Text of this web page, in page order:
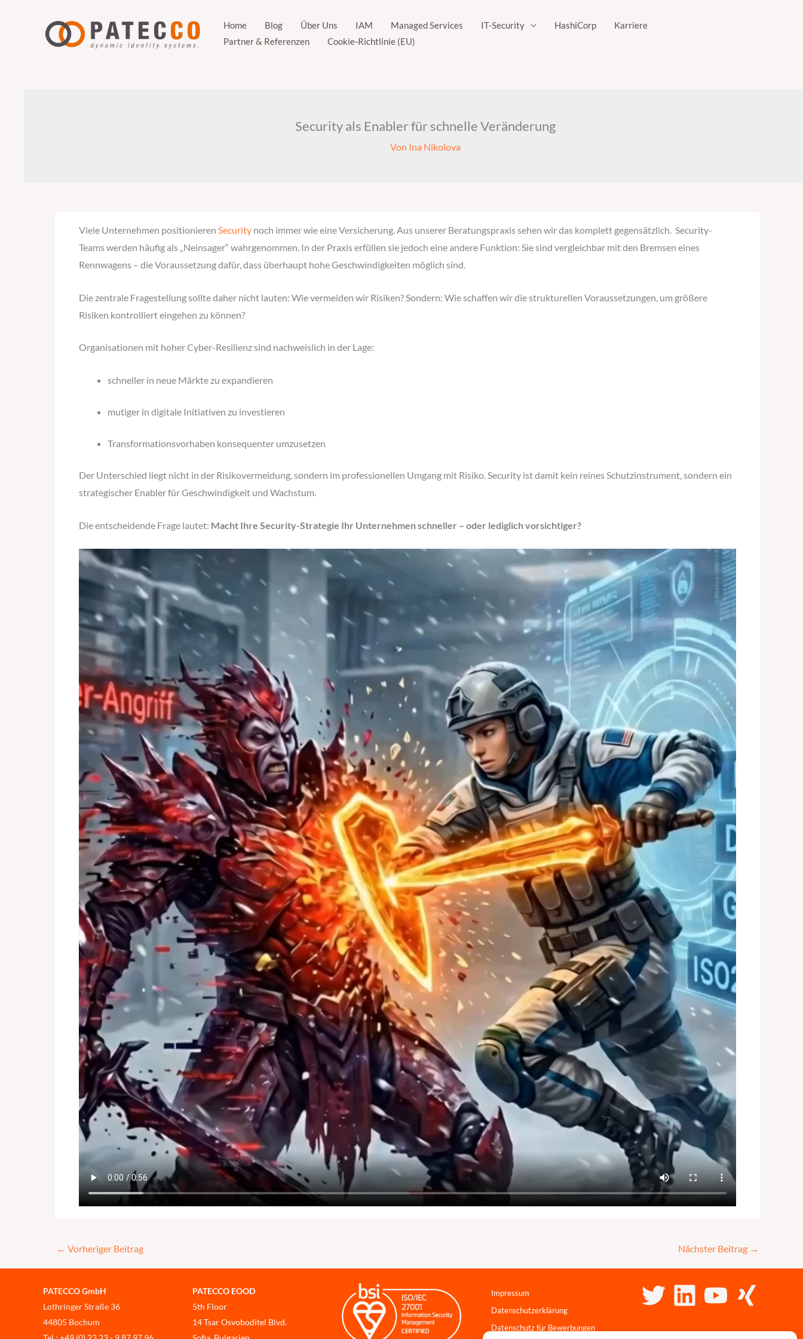
Home Blog Über Uns IAM Managed Services IT-Security HashiCorp
Karriere
Partner & Referenzen
Cookie-Richtlinie (EU)
Security als Enabler für schnelle Veränderung
Von Ina Nikolova
Viele Unternehmen positionieren Security noch immer wie eine Versicherung. Aus unserer Beratungspraxis sehen wir das komplett gegensätzlich. Security-
Teams werden häufig als „Neinsager“ wahrgenommen. In der Praxis erfüllen sie jedoch eine andere Funktion: Sie sind vergleichbar mit den Bremsen eines
Rennwagens – die Voraussetzung dafür, dass überhaupt hohe Geschwindigkeiten möglich sind.
Die zentrale Fragestellung sollte daher nicht lauten: Wie vermeiden wir Risiken? Sondern: Wie schaffen wir die strukturellen Voraussetzungen, um größere
Risiken kontrolliert eingehen zu können?
Organisationen mit hoher Cyber-Resilienz sind nachweislich in der Lage:
schneller in neue Märkte zu expandieren
mutiger in digitale Initiativen zu investieren
Transformationsvorhaben konsequenter umzusetzen
Der Unterschied liegt nicht in der Risikovermeidung, sondern im professionellen Umgang mit Risiko. Security ist damit kein reines Schutzinstrument, sondern ein
strategischer Enabler für Geschwindigkeit und Wachstum.
Die entscheidende Frage lautet: Macht Ihre Security-Strategie Ihr Unternehmen schneller – oder lediglich vorsichtiger?
← Vorheriger Beitrag Nächster Beitrag →
PATECCO GmbH
Lothringer Straße 36
44805 Bochum
PATECCO EOOD
5th Floor
14 Tsar Osvoboditel Blvd.
Impressum
Datenschutzerklärung
Datenschutz für Bewerbungen